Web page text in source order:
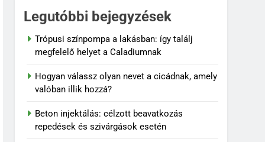
Legutóbbi bejegyzések
Trópusi színpompa a lakásban: így találj
megfelelő helyet a Caladiumnak
Hogyan válassz olyan nevet a cicádnak, amely
valóban illik hozzá?
Beton injektálás: célzott beavatkozás
repedések és szivárgások esetén
6
Karbamid a
kozmetikumokban:
Hatásmechanizmus,
felhasználási tippek
OTTHON
7
Kevés gondozást igénylő
mégis könnyen
fenntartható udvart
KERT ÉS TERASZ